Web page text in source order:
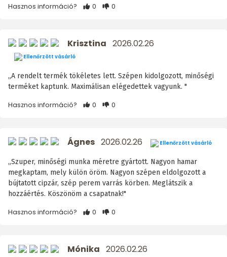
Hasznos információ? 0 0
Krisztina 2026.02.26
Ellenőrzött vásárló
„A rendelt termék tökéletes lett. Szépen kidolgozott, minőségi
terméket kaptunk. Maximálisan elégedettek vagyunk. "
Hasznos információ? 0 0
Ágnes 2026.02.26 Ellenőrzött vásárló
„Szuper, minőségi munka méretre gyártott. Nagyon hamar
megkaptam, mely külön öröm. Nagyon szépen eldolgozott a
bújtatott cipzár, szép perem varrás körben. Meglátszik a
hozzáértés. Köszönöm a csapatnak!"
Hasznos információ? 0 0
Mónika 2026.02.26